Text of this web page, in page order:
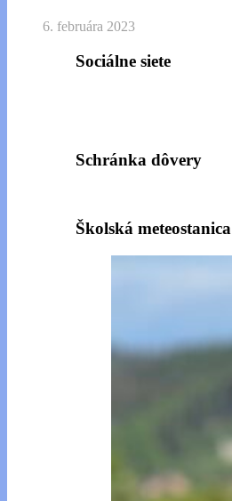
6. februára 2023
Sociálne siete
Schránka dôvery
Školská meteostanica